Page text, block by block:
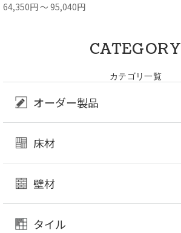
64,350円 ～ 95,040円
CATEGORY
カテゴリ一覧
オーダー製品
床材
壁材
タイル